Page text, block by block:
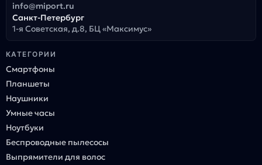
info@miport.ru
Санкт-Петербург
1-я Советская, д.8, БЦ «Максимус»
КАТЕГОРИИ
Смартфоны
Планшеты
Наушники
Умные часы
Ноутбуки
Беспроводные пылесосы
Выпрямители для волос